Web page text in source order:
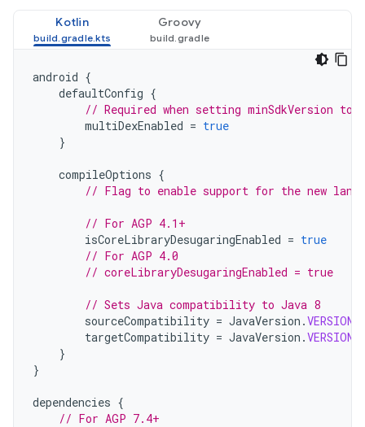
Kotlin Groovy
android {
defaultConfig {
// Required when setting minSdkVersion to
multiDexEnabled = true
}
compileOptions {
// Flag to enable support for the new
// For AGP 4.1+
isCoreLibraryDesugaringEnabled = true
// For AGP 4.0
// coreLibraryDesugaringEnabled = true
// Sets Java compatibility to Java 8
sourceCompatibility = JavaVersion .
targetCompatibility = JavaVersion .
}
}
dependencies {
// For AGP 7.4+